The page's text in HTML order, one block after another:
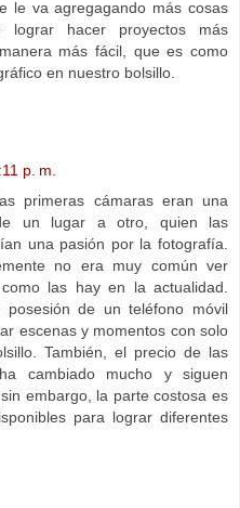
le va agregagando más cosas
hacer proyectos más
más fácil, que es como
en nuestro bolsillo.
p. m.
primeras cámaras eran una
un lugar a otro, quien las
una pasión por la fotografía.
no era muy común ver
las hay en la actualidad.
de un teléfono móvil
escenas y momentos con solo
También, el precio de las
cambiado mucho y siguen
embargo, la parte costosa es
para lograr diferentes